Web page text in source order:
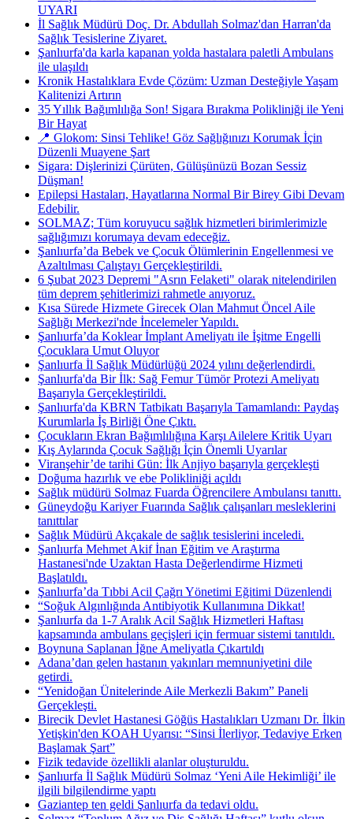
UYARI
İl Sağlık Müdürü Doç. Dr. Abdullah Solmaz'dan Harran'da
Sağlık Tesislerine Ziyaret.
Şanlıurfa'da karla kapanan yolda hastalara paletli Ambulans
ile ulaşıldı
Kronik Hastalıklara Evde Çözüm: Uzman Desteğiyle Yaşam
Kalitenizi Artırın
35 Yıllık Bağımlılığa Son! Sigara Bırakma Polikliniği ile Yeni
Bir Hayat
📍 Glokom: Sinsi Tehlike! Göz Sağlığınızı Korumak İçin
Düzenli Muayene Şart
Sigara: Dişlerinizi Çürüten, Gülüşünüzü Bozan Sessiz
Düşman!
Epilepsi Hastaları, Hayatlarına Normal Bir Birey Gibi Devam
Edebilir.
SOLMAZ; Tüm koruyucu sağlık hizmetleri birimlerimizle
sağlığımızı korumaya devam edeceğiz.
Şanlıurfa’da Bebek ve Çocuk Ölümlerinin Engellenmesi ve
Azaltılması Çalıştayı Gerçekleştirildi.
6 Şubat 2023 Depremi "Asrın Felaketi" olarak nitelendirilen
tüm deprem şehitlerimizi rahmetle anıyoruz.
Kısa Sürede Hizmete Girecek Olan Mahmut Öncel Aile
Sağlığı Merkezi'nde İncelemeler Yapıldı.
Şanlıurfa’da Koklear İmplant Ameliyatı ile İşitme Engelli
Çocuklara Umut Oluyor
Şanlıurfa İl Sağlık Müdürlüğü 2024 yılını değerlendirdi.
Şanlıurfa'da Bir İlk: Sağ Femur Tümör Protezi Ameliyatı
Başarıyla Gerçekleştirildi.
Şanlıurfa'da KBRN Tatbikatı Başarıyla Tamamlandı: Paydaş
Kurumlarla İş Birliği Öne Çıktı.
Çocukların Ekran Bağımlılığına Karşı Ailelere Kritik Uyarı
Kış Aylarında Çocuk Sağlığı İçin Önemli Uyarılar
Viranşehir’de tarihi Gün: İlk Anjiyo başarıyla gerçekleşti
Doğuma hazırlık ve ebe Polikliniği açıldı
Sağlık müdürü Solmaz Fuarda Öğrencilere Ambulansı tanıttı.
Güneydoğu Kariyer Fuarında Sağlık çalışanları mesleklerini
tanıttılar
Sağlık Müdürü Akçakale de sağlık tesislerini inceledi.
Şanlıurfa Mehmet Akif İnan Eğitim ve Araştırma
Hastanesi'nde Uzaktan Hasta Değerlendirme Hizmeti
Başlatıldı.
Şanlıurfa’da Tıbbi Acil Çağrı Yönetimi Eğitimi Düzenlendi
“Soğuk Algınlığında Antibiyotik Kullanımına Dikkat!
Şanlıurfa da 1-7 Aralık Acil Sağlık Hizmetleri Haftası
kapsamında ambulans geçişleri için fermuar sistemi tanıtıldı.
Boynuna Saplanan İğne Ameliyatla Çıkartıldı
Adana’dan gelen hastanın yakınları memnuniyetini dile
getirdi.
“Yenidoğan Ünitelerinde Aile Merkezli Bakım” Paneli
Gerçekleşti.
Birecik Devlet Hastanesi Göğüs Hastalıkları Uzmanı Dr. İlkin
Yetişkin'den KOAH Uyarısı: “Sinsi İlerliyor, Tedaviye Erken
Başlamak Şart”
Fizik tedavide özellikli alanlar oluşturuldu.
Şanlıurfa İl Sağlık Müdürü Solmaz ‘Yeni Aile Hekimliği’ ile
ilgili bilgilendirme yaptı
Gaziantep ten geldi Şanlıurfa da tedavi oldu.